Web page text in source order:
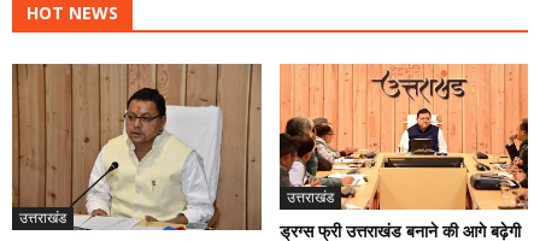
HOT NEWS
उत्तराखंड
उत्तराखंड
ड्रग्स फ्री उत्तराखंड बनाने की आगे बढ़ेगी